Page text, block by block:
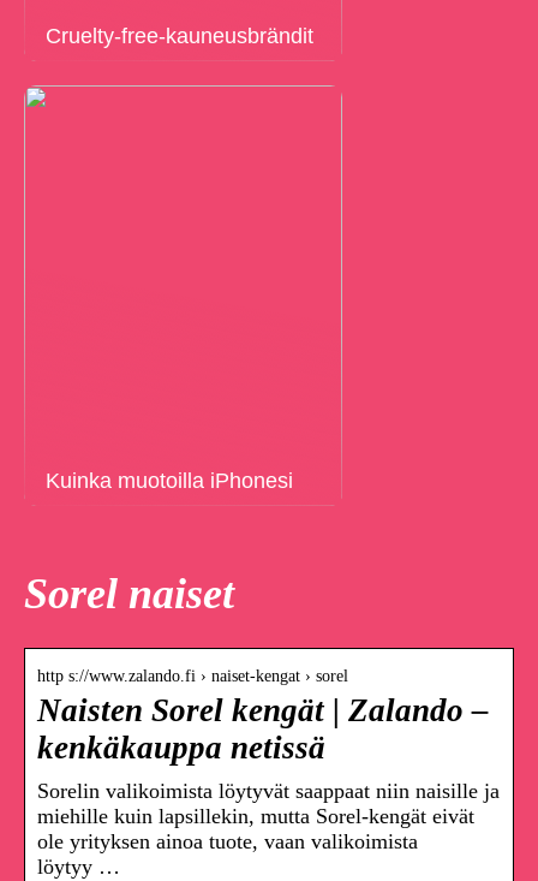
Cruelty-free-kauneusbrändit
Kuinka muotoilla iPhonesi
Sorel naiset
http s://www.zalando.fi › naiset-kengat › sorel
Naisten Sorel kengät | Zalando –
kenkäkauppa netissä
Sorelin valikoimista löytyvät saappaat niin naisille ja
miehille kuin lapsillekin, mutta Sorel-kengät eivät
ole yrityksen ainoa tuote, vaan valikoimista
löytyy …